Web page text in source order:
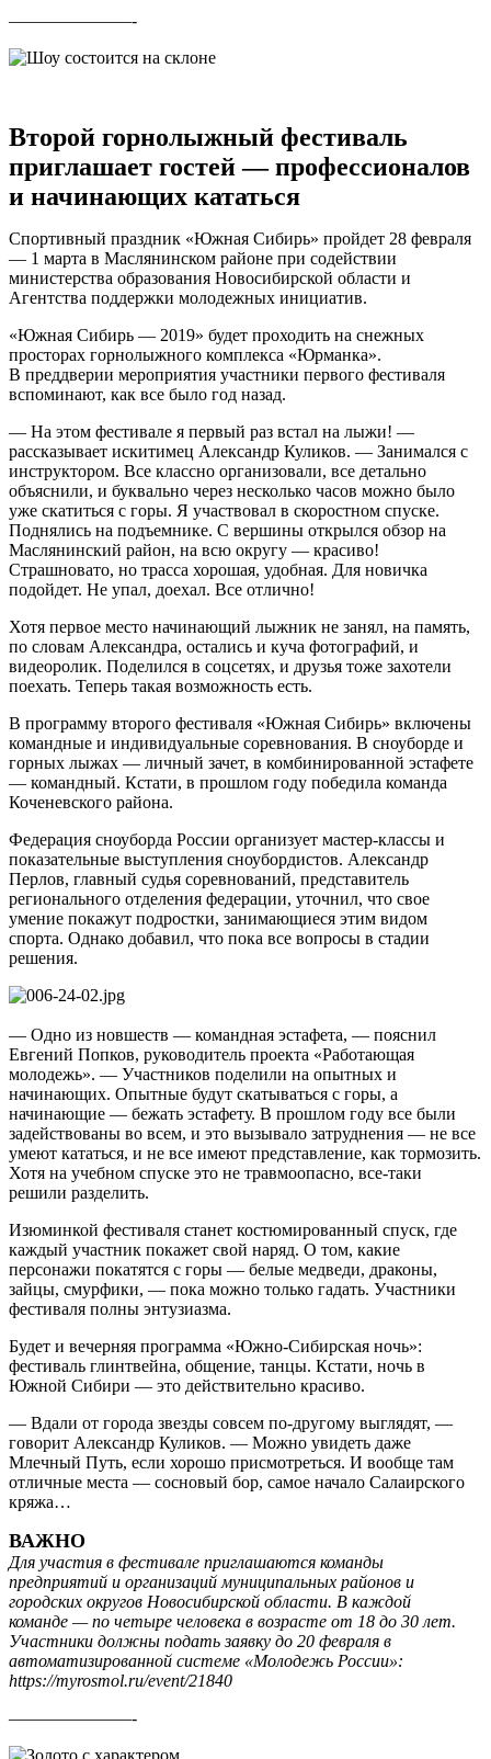
———————-
Второй горнолыжный фестиваль
приглашает гостей — профессионалов
и начинающих кататься
Спортивный праздник «Южная Сибирь» пройдет 28 февраля
— 1 марта в Маслянинском районе при содействии
министерства образования Новосибирской области и
Агентства поддержки молодежных инициатив.
«Южная Сибирь — 2019» будет проходить на снежных
просторах горнолыжного комплекса «Юрманка».
В преддверии мероприятия участники первого фестиваля
вспоминают, как все было год назад.
— На этом фестивале я первый раз встал на лыжи! —
рассказывает искитимец Александр Куликов. — Занимался с
инструктором. Все классно организовали, все детально
объяснили, и буквально через несколько часов можно было
уже скатиться с горы. Я участвовал в скоростном спуске.
Поднялись на подъемнике. С вершины открылся обзор на
Маслянинский район, на всю округу — красиво!
Страшновато, но трасса хорошая, удобная. Для новичка
подойдет. Не упал, доехал. Все отлично!
Хотя первое место начинающий лыжник не занял, на память,
по словам Александра, остались и куча фотографий, и
видеоролик. Поделился в соцсетях, и друзья тоже захотели
поехать. Теперь такая возможность есть.
В программу второго фестиваля «Южная Сибирь» включены
командные и индивидуальные соревнования. В сноуборде и
горных лыжах — личный зачет, в комбинированной эстафете
— командный. Кстати, в прошлом году победила команда
Коченевского района.
Федерация сноуборда России организует мастер-классы и
показательные выступления сноубордистов. Александр
Перлов, главный судья соревнований, представитель
регионального отделения федерации, уточнил, что свое
умение покажут подростки, занимающиеся этим видом
спорта. Однако добавил, что пока все вопросы в стадии
решения.
— Одно из новшеств — командная эстафета, — пояснил
Евгений Попков, руководитель проекта «Работающая
молодежь». — Участников поделили на опытных и
начинающих. Опытные будут скатываться с горы, а
начинающие — бежать эстафету. В прошлом году все были
задействованы во всем, и это вызывало затруднения — не все
умеют кататься, и не все имеют представление, как тормозить.
Хотя на учебном спуске это не травмоопасно, все-таки
решили разделить.
Изюминкой фестиваля станет костюмированный спуск, где
каждый участник покажет свой наряд. О том, какие
персонажи покатятся с горы — белые медведи, драконы,
зайцы, смурфики, — пока можно только гадать. Участники
фестиваля полны энтузиазма.
Будет и вечерняя программа «Южно-Сибирская ночь»:
фестиваль глинтвейна, общение, танцы. Кстати, ночь в
Южной Сибири — это действительно красиво.
— Вдали от города звезды совсем по-другому выглядят, —
говорит Александр Куликов. — Можно увидеть даже
Млечный Путь, если хорошо присмотреться. И вообще там
отличные места — сосновый бор, самое начало Салаирского
кряжа…
ВАЖНО
Для участия в фестивале приглашаются команды
предприятий и организаций муниципальных районов и
городских округов Новосибирской области. В каждой
команде — по четыре человека в возрасте от 18 до 30 лет.
Участники должны подать заявку до 20 февраля в
автоматизированной системе «Молодежь России»:
https://myrosmol.ru/event/21840
———————-